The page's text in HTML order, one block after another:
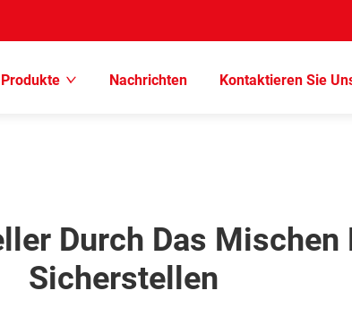
Produkte Nachrichten Kontaktieren Sie
Durch Das Mischen
Sicherstellen